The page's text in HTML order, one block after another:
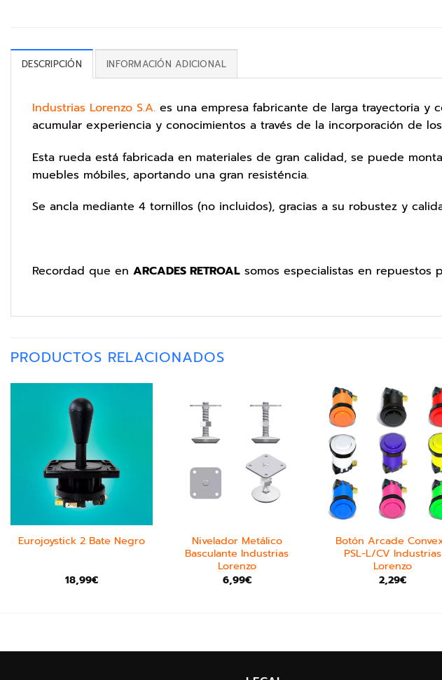
DESCRIPCIÓN INFORMACIÓN ADICIONAL
Industrias Lorenzo S.A. es una empresa fabricante de larga trayectoria y
acumular experiencia y conocimientos a través de la incorporación de
Esta rueda está fabricada en materiales de gran calidad, se puede
muebles móbiles, aportando una gran resisténcia.
Se ancla mediante 4 tornillos (no incluidos), gracias a su robustez y
Recordad que en ARCADES RETROAL somos especialistas en repuestos
PRODUCTOS RELACIONADOS
Eurojoystick 2 Bate Negro
18,99€
Nivelador Metálico
Basculante Industrias
Lorenzo
6,99€
Botón Arcade
PSL-L/CV Industrias
Lorenzo
2,29€